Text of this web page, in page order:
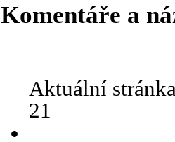
Komentáře a
Aktuální
21